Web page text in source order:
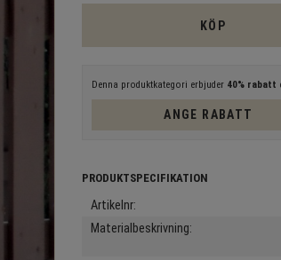
KÖP
Denna produktkategori erbjuder 40% rabatt
ANGE RABATT
Artikelnr
Materialbeskrivning